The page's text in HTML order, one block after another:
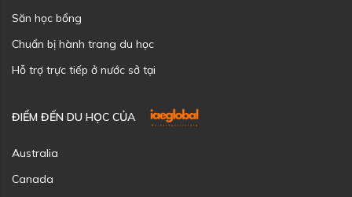
Săn học bổng
Chuẩn bị hành trang du học
Hỗ trợ trực tiếp ở nước sở tại
ĐIỂM ĐẾN DU HỌC CỦA
Australia
Canada